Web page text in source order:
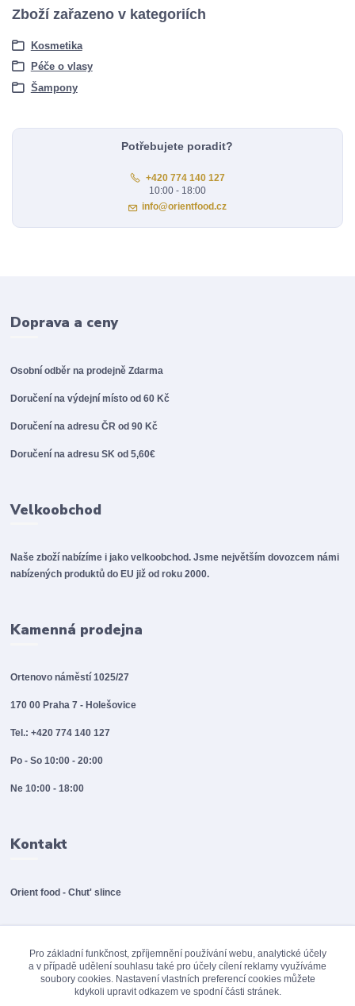
Zboží zařazeno v kategoriích
Kosmetika
Péče o vlasy
Šampony
Potřebujete poradit?
+420 774 140 127
10:00 - 18:00
info@orientfood.cz
Doprava a ceny
Osobní odběr na prodejněZdarma
Doručení na výdejní místo od 60 Kč
Doručení na adresu ČR od 90 Kč
Doručení na adresu SK od 5,60€
Velkoobchod
Naše zboží nabízíme i jako velkoobchod. Jsme největším dovozcem námi
nabízených produktů do EU již od roku 2000.
Kamenná prodejna
Ortenovo náměstí 1025/27
170 00 Praha 7 - Holešovice
Tel.: +420 774 140 127
Po - So 10:00 - 20:00
Ne 10:00 - 18:00
Kontakt
Orient food - Chut' slince
Pro základní funkčnost, zpříjemnění používání webu, analytické účely
a v případě udělení souhlasu také pro účely cílení reklamy využíváme
soubory cookies. Nastavení vlastních preferencí cookies můžete
kdykoli upravit odkazem ve spodní části stránek.